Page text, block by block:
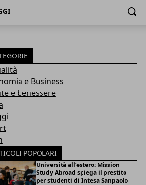
Cerca
e Business
e benessere
POPOLARI
Università all’estero: Mission
Study Abroad spiega il prestito
per studenti di Intesa Sanpaolo